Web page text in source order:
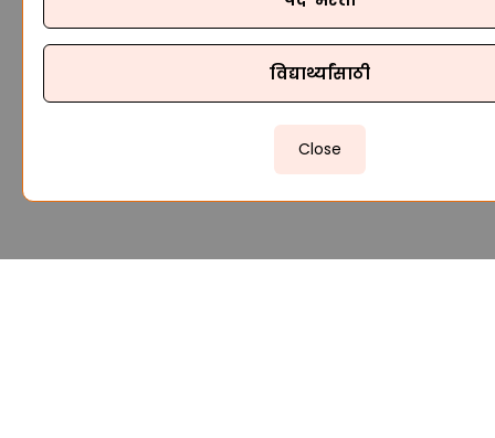
विद्यार्थ्यांसाठी
Close